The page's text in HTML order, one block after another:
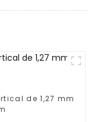
de 1,27 mm